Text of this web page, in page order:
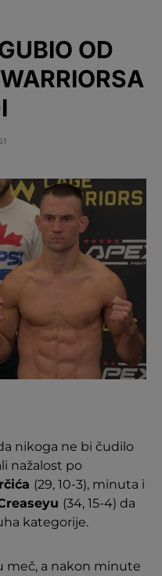
OD
nikoga ne bi čudilo
nažalost po
(29, 10-3), minuta i
(34, 15-4) da
kategorije.
meč, a nakon minute